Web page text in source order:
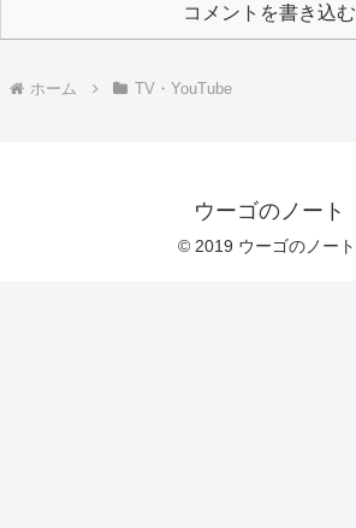
コメントを書き込む
ホーム TV・YouTube
ウーゴのノート
© 2019 ウーゴのノート.